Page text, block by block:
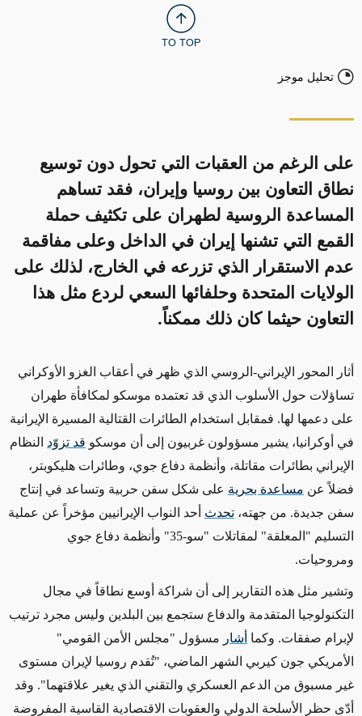
تحليل موجز
على الرغم من العقبات التي تحول دون توسيع
نطاق التعاون بين روسيا وإيران، فقد تساهم
المساعدة الروسية لطهران على تكثيف حملة
القمع التي تشنها إيران في الداخل وعلى مفاقمة
عدم الاستقرار الذي تزرعه في الخارج، لذلك على
الولايات المتحدة وحلفائها السعي لردع مثل هذا
التعاون حيثما كان ذلك ممكناً.
أثار المحور الإيراني-الروسي الذي ظهر في أعقاب الغزو الأوكراني
تساؤلات حول الأسلوب الذي قد تعتمده موسكو لمكافأة طهران
على دعمها لها. فمقابل استخدام الطائرات القتالية المسيرة الإيرانية
في أوكرانيا، يشير مسؤولون غربيون إلى أن موسكو قد تزوّد النظام
الإيراني بطائرات مقاتلة، وأنظمة دفاع جوي، وطائرات هليكوبتر،
فضلاً عن مساعدة بحرية على شكل سفن حربية وتساعد في إنتاج
سفن جديدة. من جهته، تحدث أحد النواب الإيرانيين مؤخراً عن عملية
التسليم "المعلقة" لمقاتلات "سو-35"
وأنظمة دفاع جوي
ومروحيات.
وتشير مثل هذه التقارير
إلى أن شراكة أوسع نطاقاً في مجال
التكنولوجيا المتقدمة والدفاع ستجمع بين البلدين وليس مجرد ترتيب
لإبرام صفقات. وكما أشار مسؤول "مجلس الأمن القومي"
الأمريكي جون كيربي الشهر الماضي، "تُقدم روسيا لإيران مستوى
غير مسبوق من الدعم العسكري والتقني الذي يغير علاقتهما". وقد
أدّى حظر الأسلحة الدولي والعقوبات الاقتصادية القاسية المفروضة
TO TOP